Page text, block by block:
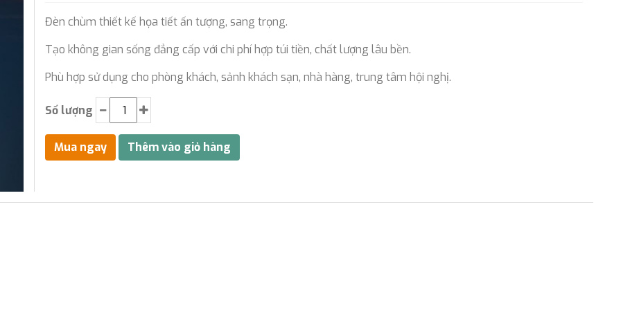
Đèn chùm thiết kế họa tiết ấn tượng, sang trọng.
Tạo không gian sống đẳng cấp với chi phí hợp túi tiền, chất lượng lâu bền.
Phù hợp sử dụng cho phòng khách, sảnh khách sạn, nhà hàng, trung tâm hội nghị.
Số lượng